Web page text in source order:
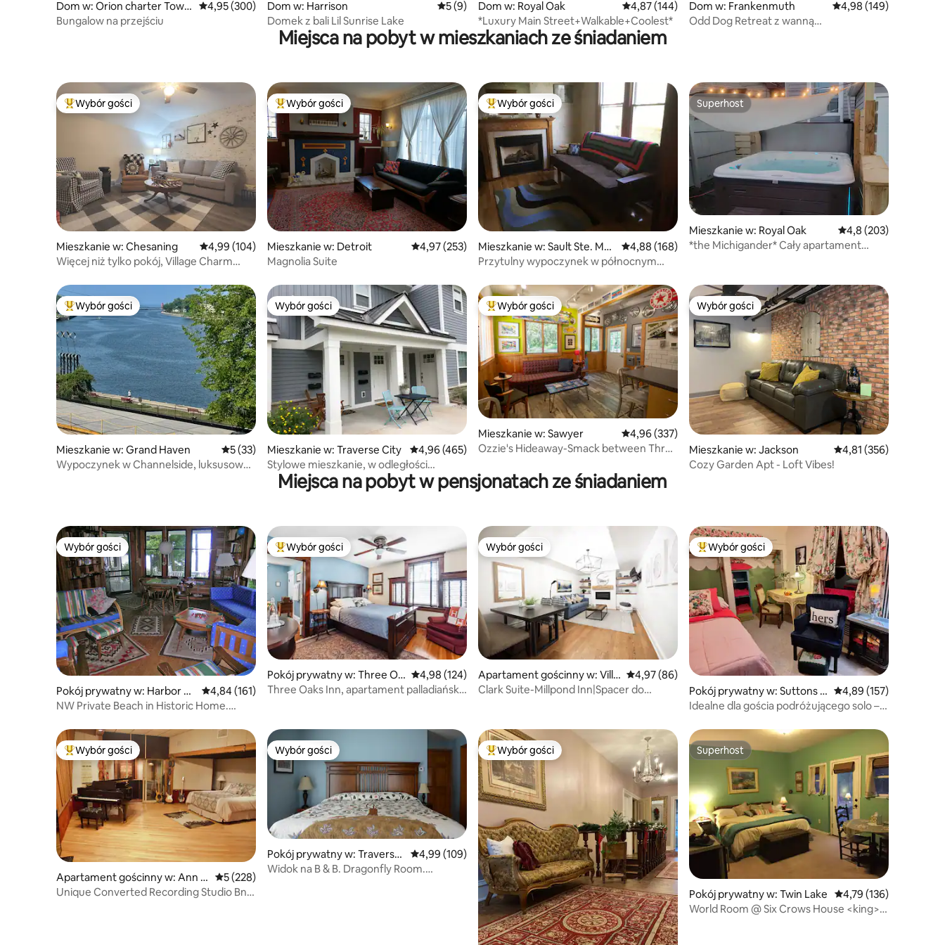
Dom w: Orion charter Town
ship
Średnia ocena: 4,95 na 5, liczba recenzji: 300
4,95 (300)
Bungalow na przejściu
Dom w: Harrison Średnia ocena: 5 na 5, liczba recenzji: 9
5 (9)
Domek z bali Lil Sunrise Lake
Dom w: Royal Oak Średnia ocena: 4,87 na 5, liczba recenzji: 144
4,87 (144)
*Luxury Main Street+Walkable+Coolest*
Dom w: Frankenmuth Średnia ocena: 4,98
4,98 (149)
Odd Dog Retreat z wanną
Miejsca na pobyt w mieszkaniach ze śniadaniem
Najpopularniejsze z kategorii Wybór gości
Wybór gości
Mieszkanie w: Chesaning Średnia ocena: 4,99 na 5, liczba recenzji: 104
4,99 (104)
Więcej niż tylko pokój, Village Charm
Najpopularniejsze z kategorii Wybór gości
Wybór gości
Mieszkanie w: Detroit Średnia ocena: 4,97 na 5, liczba recenzji: 253
4,97 (253)
Magnolia Suite
Najpopularniejsze z kategorii Wybór gości
Wybór gości
Mieszkanie w: Sault Ste. Mari
e
Średnia ocena: 4,88 na 5, liczba recenzji: 168
4,88 (168)
Przytulny wypoczynek w północnym
Superhost
Superhost
Mieszkanie w: Royal Oak Średnia ocena: 4,8
4,8 (203)
*the Michigander* Cały apartament
Najpopularniejsze z kategorii Wybór gości
Wybór gości
Mieszkanie w: Grand Haven Średnia ocena: 5 na 5, liczba recenzji: 33
5 (33)
Wypoczynek w Channelside, luksusowe
Wybór gości
Wybór gości
Mieszkanie w: Traverse City Średnia ocena: 4,96 na 5, liczba recenzji: 465
4,96 (465)
Stylowe mieszkanie, w odległości
spaceru od centrum i Munson
Najpopularniejsze z kategorii Wybór gości
Wybór gości
Mieszkanie w: Sawyer Średnia ocena: 4,96 na 5, liczba recenzji: 337
4,96 (337)
Ozzie's Hideaway-Smack between Three
Wybór gości
Wybór gości
Mieszkanie w: Jackson Średnia ocena: 4,81
4,81 (356)
Cozy Garden Apt - Loft Vibes!
Miejsca na pobyt w pensjonatach ze śniadaniem
Wybór gości
Wybór gości
Pokój prywatny w: Harbor Sp
rings
Średnia ocena: 4,84 na 5, liczba recenzji: 161
4,84 (161)
NW Private Beach in Historic Home.
Najpopularniejsze z kategorii Wybór gości
Wybór gości
Pokój prywatny w: Three Oa
ks
Średnia ocena: 4,98 na 5, liczba recenzji: 124
4,98 (124)
Three Oaks Inn, apartament palladiański
Wybór gości
Wybór gości
Apartament gościnny w: Villa
ge of Clarkston
Średnia ocena: 4,97 na 5, liczba recenzji: 86
4,97 (86)
Clark Suite-Millpond Inn|Spacer do
Najpopularniejsze z kategorii Wybór gości
Wybór gości
Pokój prywatny w: Suttons B
ay
Średnia ocena: 4,89
4,89 (157)
Idealne dla gościa podróżującego solo –
Najpopularniejsze z kategorii Wybór gości
Wybór gości
Apartament gościnny w: Ann A
rbor
Średnia ocena: 5 na 5, liczba recenzji: 228
5 (228)
Unique Converted Recording Studio BnB
Wybór gości
Wybór gości
Pokój prywatny w: Traverse
City
Średnia ocena: 4,99 na 5, liczba recenzji: 109
4,99 (109)
Widok na B & B. Dragonfly Room.
Najpopularniejsze z kategorii Wybór gości
Wybór gości Superhost
Superhost
Pokój prywatny w: Twin Lake Średnia ocena: 4,79
4,79 (136)
World Room @ Six Crows House <king>